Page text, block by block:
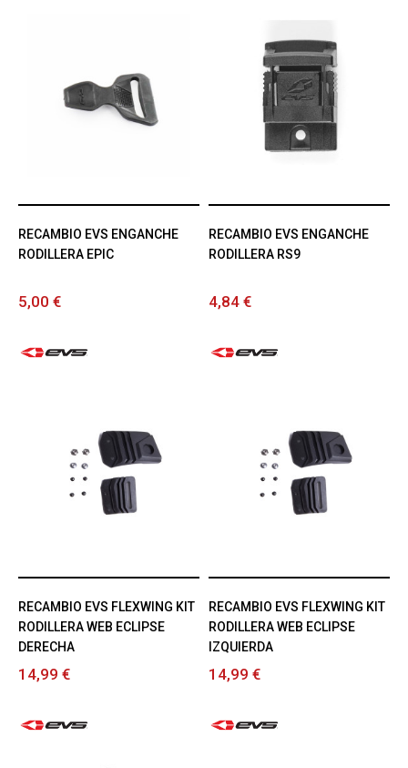
RECAMBIO EVS ENGANCHE
RODILLERA EPIC
5,00 €
RECAMBIO EVS ENGANCHE
RODILLERA RS9
4,84 €
RECAMBIO EVS FLEXWING KIT
RODILLERA WEB ECLIPSE
DERECHA
14,99 €
RECAMBIO EVS FLEXWING KIT
RODILLERA WEB ECLIPSE
IZQUIERDA
14,99 €